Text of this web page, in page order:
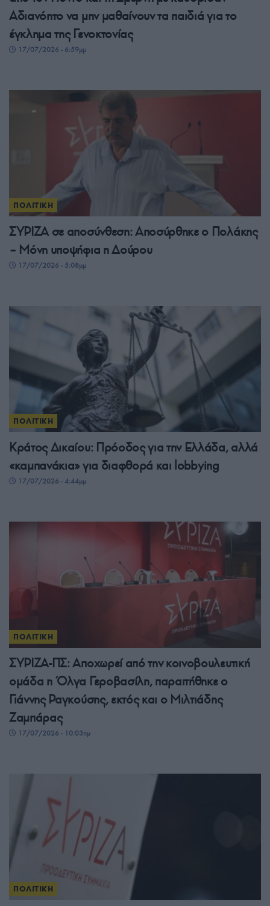
Αδιανόητο να μην μαθαίνουν τα παιδιά για το
έγκλημα της Γενοκτονίας
17/07/2026 - 6:59μμ
ΠΟΛΙΤΙΚΗ
ΣΥΡΙΖΑ σε αποσύνθεση: Αποσύρθηκε ο Πολάκης
– Μόνη υποψήφια η Δούρου
17/07/2026 - 5:08μμ
ΠΟΛΙΤΙΚΗ
Κράτος Δικαίου: Πρόοδος για την Ελλάδα, αλλά
«καμπανάκια» για διαφθορά και lobbying
17/07/2026 - 4:44μμ
ΠΟΛΙΤΙΚΗ
ΣΥΡΙΖΑ-ΠΣ: Αποχωρεί από την κοινοβουλευτική
ομάδα η Όλγα Γεροβασίλη, παραιτήθηκε ο
Γιάννης Ραγκούσης, εκτός και ο Μιλτιάδης
Ζαμπάρας
17/07/2026 - 10:03πμ
ΠΟΛΙΤΙΚΗ